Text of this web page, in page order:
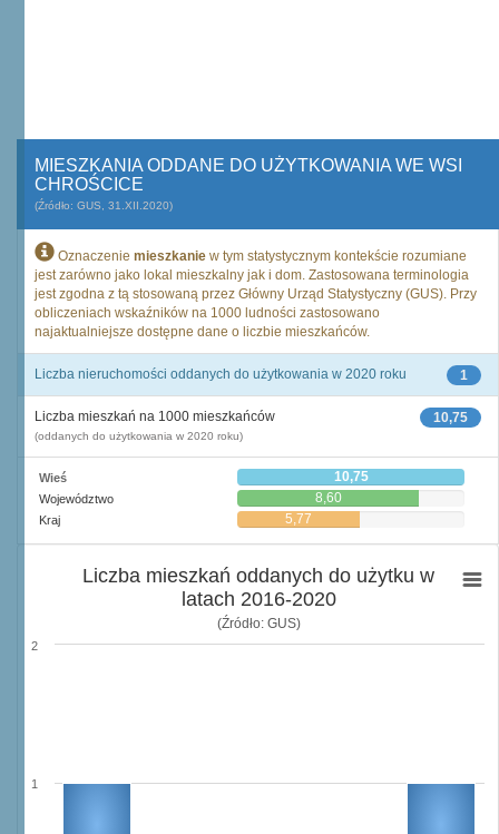
MIESZKANIA ODDANE DO UŻYTKOWANIA WE WSI
CHROŚCICE
(Źródło: GUS, 31.XII.2020)
Oznaczenie mieszkanie w tym statystycznym kontekście rozumiane
jest zarówno jako lokal mieszkalny jak i dom. Zastosowana terminologia
jest zgodna z tą stosowaną przez Główny Urząd Statystyczny (GUS). Przy
obliczeniach wskaźników na 1000 ludności zastosowano
najaktualniejsze dostępne dane o liczbie mieszkańców.
1
Liczba nieruchomości oddanych do użytkowania w 2020 roku
10,75
Liczba mieszkań na 1000 mieszkańców
(oddanych do użytkowania w 2020 roku)
Wieś 10,75
Województwo 8,60
Kraj 5,77
Liczba mieszkań oddanych do użytku w
latach 2016-2020
(Źródło: GUS)
1
2